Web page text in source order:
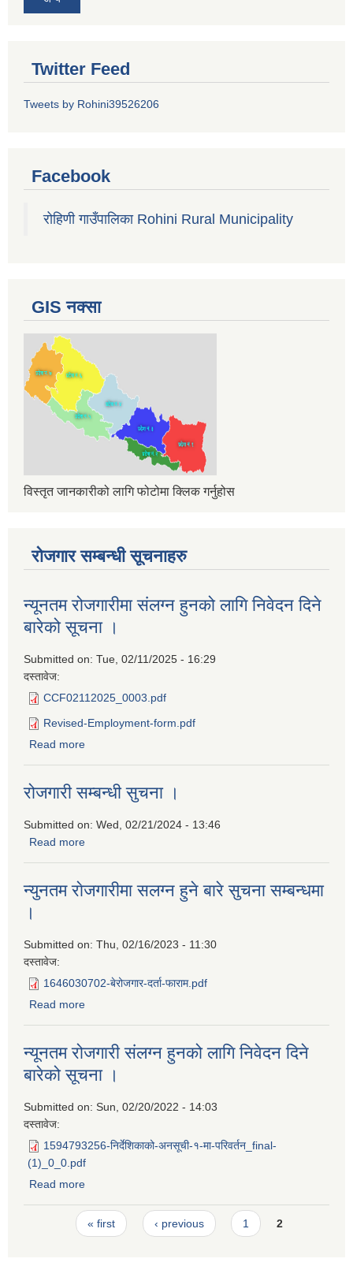
Twitter Feed
Tweets by Rohini39526206
Facebook
रोहिणी गाउँपालिका Rohini Rural Municipality
GIS नक्सा
विस्तृत जानकारीको लागि फोटोमा क्लिक गर्नुहोस
रोजगार सम्बन्धी सूचनाहरु
न्यूनतम रोजगारीमा संलग्न हुनको लागि निवेदन दिने
बारेको सूचना ।
Submitted on: Tue, 02/11/2025 - 16:29
दस्तावेज:
CCF02112025_0003.pdf
Revised-Employment-form.pdf
Read more
रोजगारी सम्बन्धी सुचना ।
Submitted on: Wed, 02/21/2024 - 13:46
Read more
न्युनतम राेजगारीमा सलग्न हुने बारे सुचना सम्बन्धमा
।
Submitted on: Thu, 02/16/2023 - 11:30
दस्तावेज:
1646030702-बेरोजगार-दर्ता-फाराम.pdf
Read more
न्यूनतम रोजगारी संलग्न हुनको लागि निवेदन दिने
बारेको सूचना ।
Submitted on: Sun, 02/20/2022 - 14:03
दस्तावेज:
1594793256-निर्देशिकाको-अनसूची-१-मा-परिवर्तन_final-
(1)_0_0.pdf
Read more
Pages« first ‹ previous 1 2